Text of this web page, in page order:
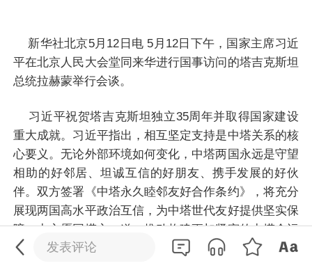
新华社北京5月12日电 5月12日下午，国家主席习近
平在北京人民大会堂同来华进行国事访问的塔吉克斯坦
总统拉赫蒙举行会谈。
习近平祝贺塔吉克斯坦独立35周年并取得国家建设
重大成就。习近平指出，相互坚定支持是中塔关系的核
心要义。无论外部环境如何变化，中塔两国永远是守望
相助的好邻居、坦诚互信的好朋友、携手发展的好伙
伴。双方签署《中塔永久睦邻友好合作条约》，将充分
展现两国高水平政治互信，为中塔世代友好提供坚实保
障。中方愿同塔方一道，推动构建更加紧密的中塔命运
共同体，更好造福两国人民。
发表评论
0/200
发送